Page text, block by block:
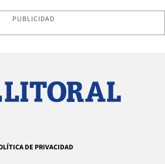
PUBLICIDAD
DE PRIVACIDAD